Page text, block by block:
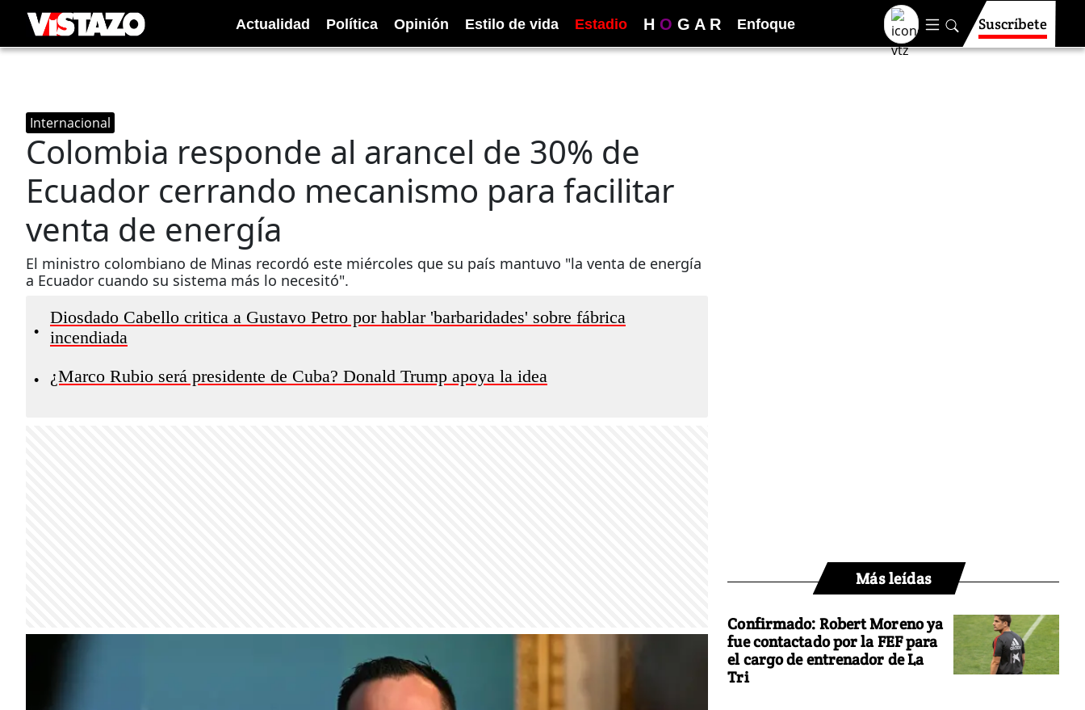
Actualidad Política Opinión Estilo de vida Estadio H O G A R Enfoque Suscríbete
Internacional
Colombia responde al arancel de 30% de
Ecuador cerrando mecanismo para facilitar
venta de energía
El ministro colombiano de Minas recordó este miércoles que su país mantuvo "la venta de energía
a Ecuador cuando su sistema más lo necesitó".
•
Diosdado Cabello critica a Gustavo Petro por hablar 'barbaridades' sobre fábrica
incendiada
• ¿Marco Rubio será presidente de Cuba? Donald Trump apoya la idea
Más leídas
Confirmado: Robert Moreno ya
fue contactado por la FEF para
el cargo de entrenador de La
Tri